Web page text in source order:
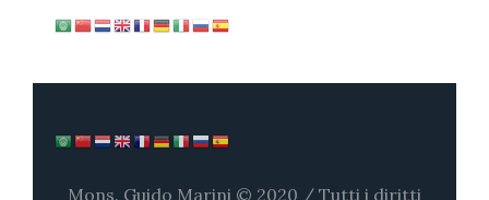
Mons. Guido Marini © 2020 / Tutti i diritti